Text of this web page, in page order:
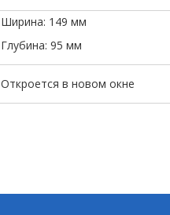
Ширина: 149 мм
Глубина: 95 мм
Откроется в новом окне